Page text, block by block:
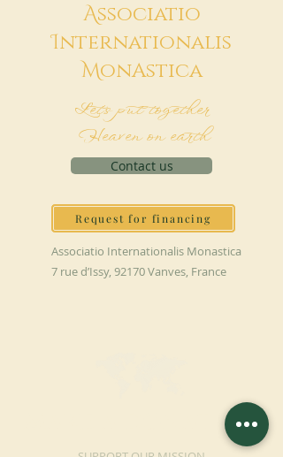
Associatio
Internationalis
MonAstica
Let's put together
Heaven on earth
Contact us
Request for financing
Associatio Internationalis Monastica
7 rue d’Issy, 92170 Vanves, France
MAKE A DONATION